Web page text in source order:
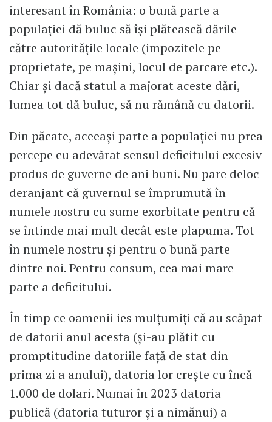
interesant în România: o bună parte a
populației dă buluc să își plătească dările
către autoritățile locale (impozitele pe
proprietate, pe mașini, locul de parcare etc.).
Chiar și dacă statul a majorat aceste dări,
lumea tot dă buluc, să nu rămână cu datorii.
Din păcate, aceeași parte a populației nu prea
percepe cu adevărat sensul deficitului excesiv
produs de guverne de ani buni. Nu pare deloc
deranjant că guvernul se împrumută în
numele nostru cu sume exorbitate pentru că
se întinde mai mult decât este plapuma. Tot
în numele nostru și pentru o bună parte
dintre noi. Pentru consum, cea mai mare
parte a deficitului.
În timp ce oamenii ies mulțumiți că au scăpat
de datorii anul acesta (și-au plătit cu
promptitudine datoriile față de stat din
prima zi a anului), datoria lor crește cu încă
1.000 de dolari. Numai în 2023 datoria
publică (datoria tuturor și a nimănui) a